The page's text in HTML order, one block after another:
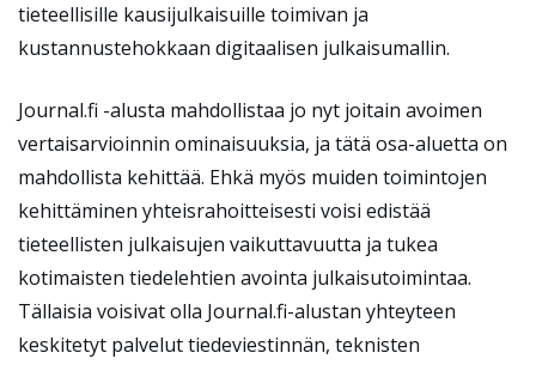
tieteellisille kausijulkaisuille toimivan ja
kustannustehokkaan digitaalisen julkaisumallin.
Journal.fi -alusta mahdollistaa jo nyt joitain avoimen
vertaisarvioinnin ominaisuuksia, ja tätä osa-aluetta on
mahdollista kehittää. Ehkä myös muiden toimintojen
kehittäminen yhteisrahoitteisesti voisi edistää
tieteellisten julkaisujen vaikuttavuutta ja tukea
kotimaisten tiedelehtien avointa julkaisutoimintaa.
Tällaisia voisivat olla Journal.fi-alustan yhteyteen
keskitetyt palvelut tiedeviestinnän, teknisten